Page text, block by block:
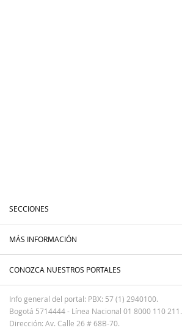
SECCIONES
MÁS INFORMACIÓN
CONOZCA NUESTROS PORTALES
Info general del portal: PBX: 57 (1) 2940100.
Bogotá 5714444 - Línea Nacional 01 8000 110 211.
Dirección: Av. Calle 26 # 68B-70.